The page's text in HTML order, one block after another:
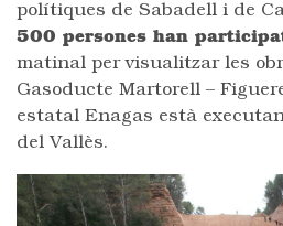
polítiques de Sabadell i de
500 persones han
matinal per visualitzar les
Gasoducte Martorell –
estatal Enagas està
del Vallès.